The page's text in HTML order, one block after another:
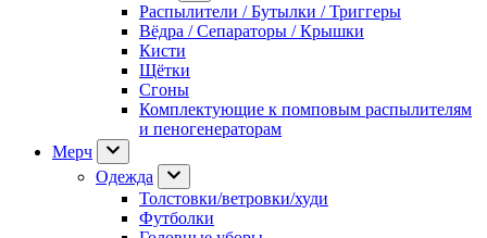
Распылители / Бутылки / Триггеры
Вёдра / Сепараторы / Крышки
Кисти
Щётки
Сгоны
Комплектующие к помповым распылителям
и пеногенераторам
Мерч
Одежда
Толстовки/ветровки/худи
Футболки